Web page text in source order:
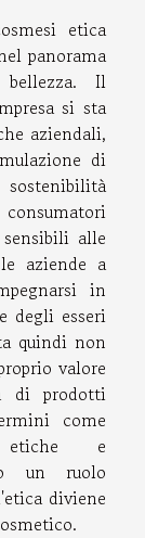
etica
panorama
bellezza. Il
si sta
aziendali,
di
alle
aziende a
in
degli esseri
quindi non
valore
di prodotti
come
etiche e
un ruolo
diviene